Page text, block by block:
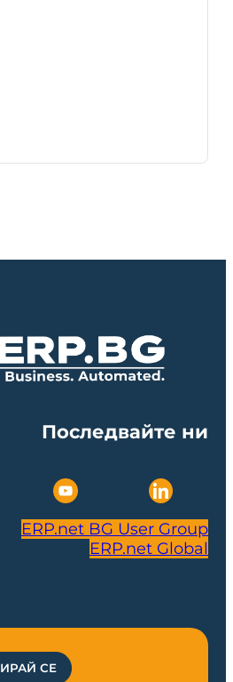
Последвайте ни
ERP.net BG User Group
ERP.net Global